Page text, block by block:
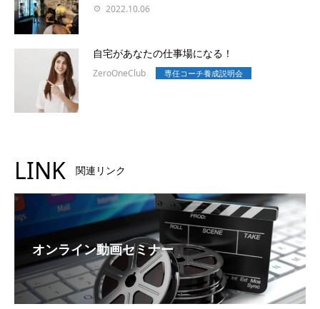
2022.10.06
自宅があなたの仕事場になる！
ZeroOneClub 専任コーチ養成説明会
LINK 関連リンク
オンライン動画セミナー